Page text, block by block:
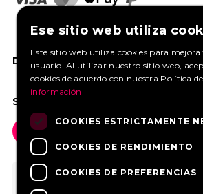
DANOS UN ME GUSTA EN
SOCIAL MEDIA
Ese sitio web utiliza
Este sitio web utiliza cookies para
usuario. Al utilizar nuestro sitio web,
cookies de acuerdo con nuestra Política
información
COOKIES ESTRICTAMENTE
COOKIES DE RENDIMIENTO
COOKIES DE PREFERENCIAS